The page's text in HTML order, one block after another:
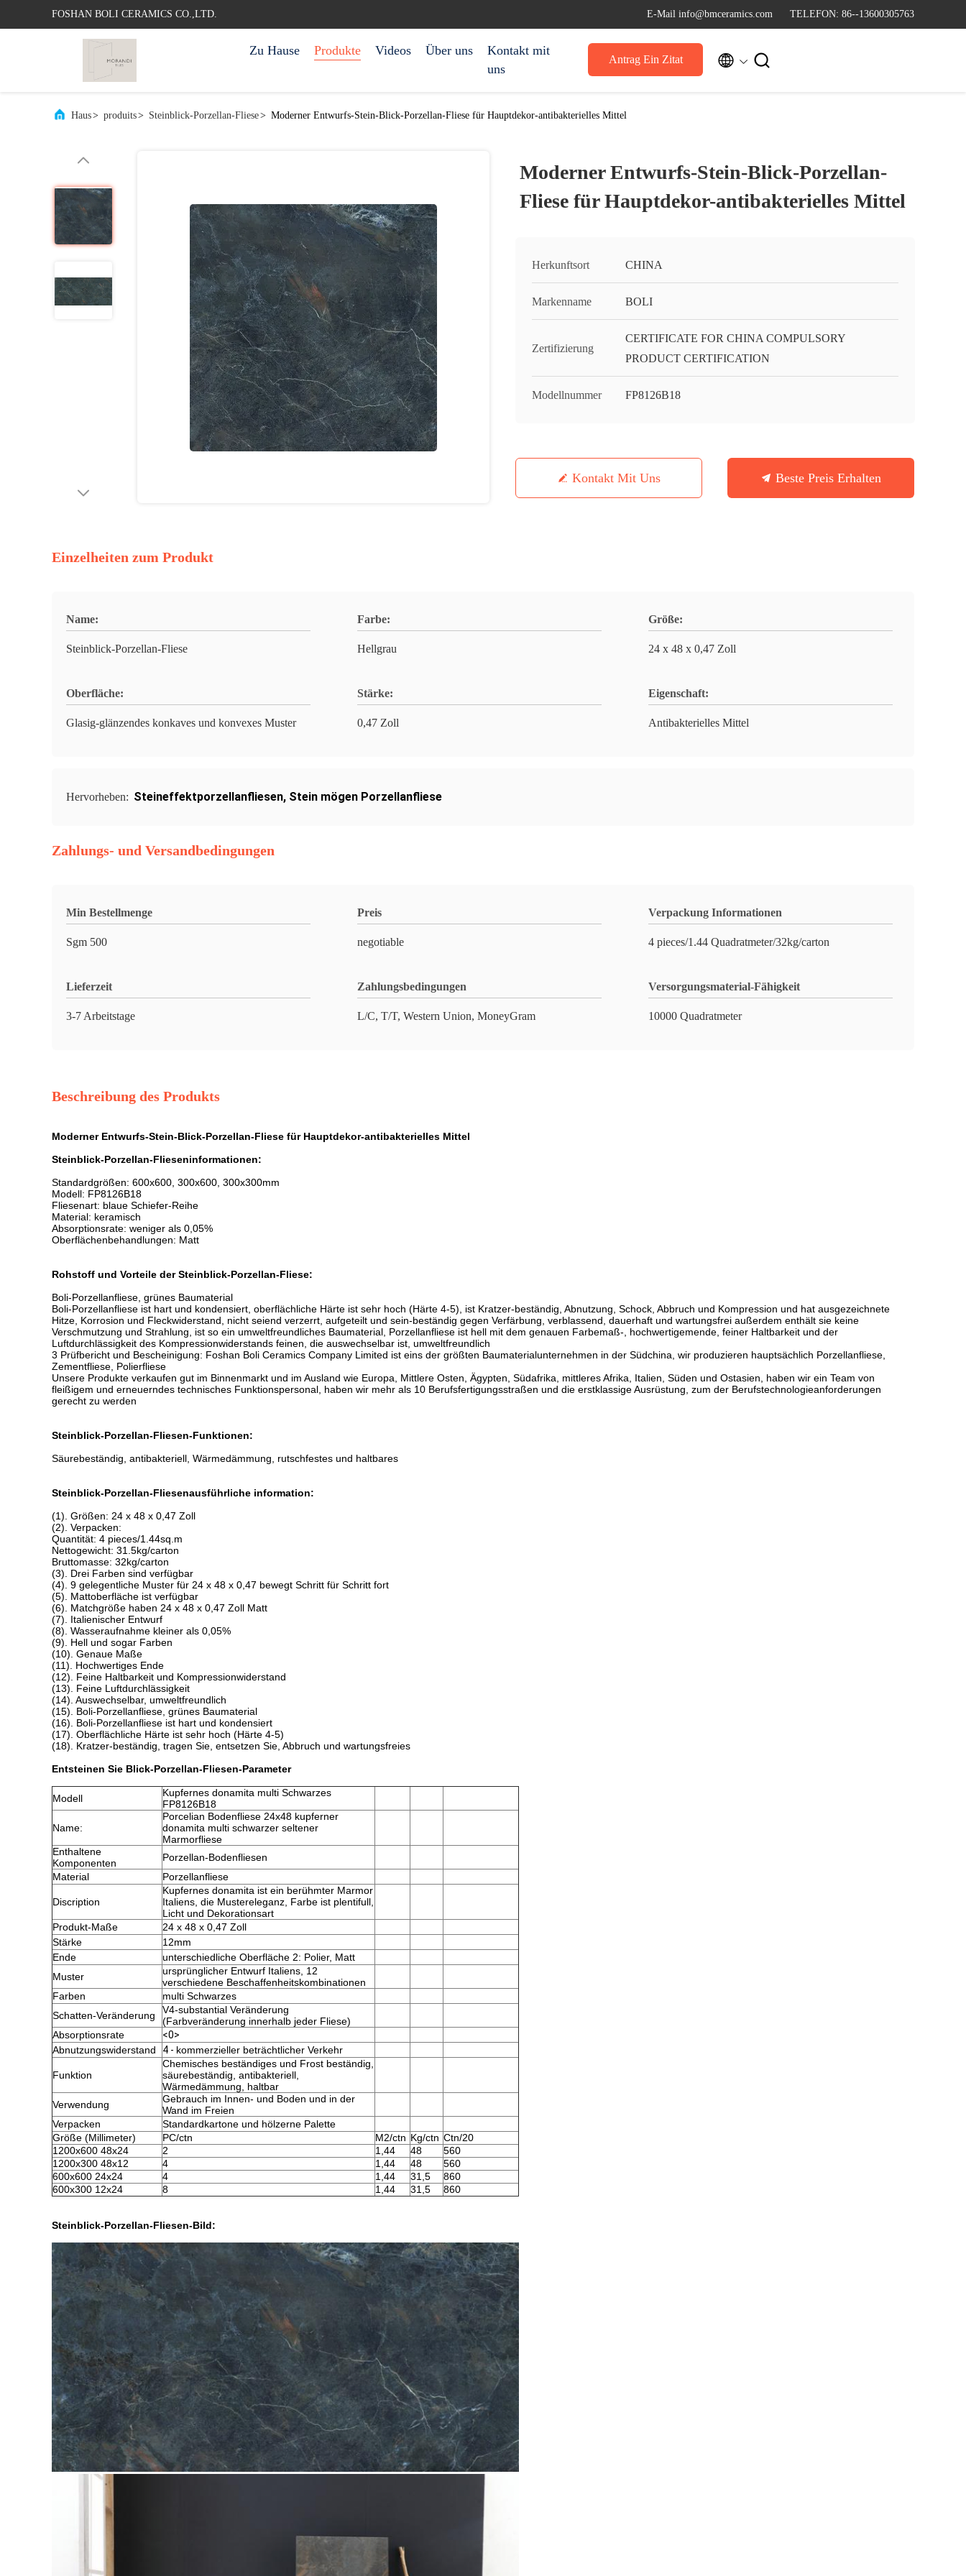
FOSHAN BOLI CERAMICS CO.,LTD. E-Mail info@bmceramics.com TELEFON: 86--13600305763
Zu Hause Produkte Videos Über uns
Kontakt mit
uns
Antrag Ein Zitat  
Haus> produits> Steinblick-Porzellan-Fliese> Moderner Entwurfs-Stein-Blick-Porzellan-Fliese für Hauptdekor-antibakterielles Mittel
Moderner Entwurfs-Stein-Blick-Porzellan-
Fliese für Hauptdekor-antibakterielles Mittel
Herkunftsort CHINA
Markenname BOLI
Zertifizierung
CERTIFICATE FOR CHINA COMPULSORY
PRODUCT CERTIFICATION
Modellnummer FP8126B18
Kontakt Mit Uns Beste Preis Erhalten
Einzelheiten zum Produkt
Name:
Steinblick-Porzellan-Fliese
Farbe:
Hellgrau
Größe:
24 x 48 x 0,47 Zoll
Oberfläche:
Glasig-glänzendes konkaves und konvexes Muster
Stärke:
0,47 Zoll
Eigenschaft:
Antibakterielles Mittel
Hervorheben: Steineffektporzellanfliesen, Stein mögen Porzellanfliese
Zahlungs- und Versandbedingungen
Min Bestellmenge
Sgm 500
Preis
negotiable
Verpackung Informationen
4 pieces/1.44 Quadratmeter/32kg/carton
Lieferzeit
3-7 Arbeitstage
Zahlungsbedingungen
L/C, T/T, Western Union, MoneyGram
Versorgungsmaterial-Fähigkeit
10000 Quadratmeter
Beschreibung des Produkts
Moderner Entwurfs-Stein-Blick-Porzellan-Fliese für Hauptdekor-antibakterielles Mittel
Steinblick-Porzellan-Flieseninformationen:
Standardgrößen: 600x600, 300x600, 300x300mm
Modell: FP8126B18
Fliesenart: blaue Schiefer-Reihe
Material: keramisch
Absorptionsrate: weniger als 0,05%
Oberflächenbehandlungen: Matt
Rohstoff und Vorteile der Steinblick-Porzellan-Fliese:
Boli-Porzellanfliese, grünes Baumaterial
Boli-Porzellanfliese ist hart und kondensiert, oberflächliche Härte ist sehr hoch (Härte 4-5), ist Kratzer-beständig, Abnutzung, Schock, Abbruch und Kompression und hat ausgezeichnete
Hitze, Korrosion und Fleckwiderstand, nicht seiend verzerrt, aufgeteilt und sein-beständig gegen Verfärbung, verblassend, dauerhaft und wartungsfrei außerdem enthält sie keine
Verschmutzung und Strahlung, ist so ein umweltfreundliches Baumaterial, Porzellanfliese ist hell mit dem genauen Farbemaß-, hochwertigemende, feiner Haltbarkeit und der
Luftdurchlässigkeit des Kompressionwiderstands feinen, die auswechselbar ist, umweltfreundlich
3 Prüfbericht und Bescheinigung: Foshan Boli Ceramics Company Limited ist eins der größten Baumaterialunternehmen in der Südchina, wir produzieren hauptsächlich Porzellanfliese,
Zementfliese, Polierfliese
Unsere Produkte verkaufen gut im Binnenmarkt und im Ausland wie Europa, Mittlere Osten, Ägypten, Südafrika, mittleres Afrika, Italien, Süden und Ostasien, haben wir ein Team von
fleißigem und erneuerndes technisches Funktionspersonal, haben wir mehr als 10 Berufsfertigungsstraßen und die erstklassige Ausrüstung, zum der Berufstechnologieanforderungen
gerecht zu werden
Steinblick-Porzellan-Fliesen-Funktionen:
Säurebeständig, antibakteriell, Wärmedämmung, rutschfestes und haltbares
Steinblick-Porzellan-Fliesenausführliche information:
(1). Größen: 24 x 48 x 0,47 Zoll
(2). Verpacken:
Quantität: 4 pieces/1.44sq.m
Nettogewicht: 31.5kg/carton
Bruttomasse: 32kg/carton
(3). Drei Farben sind verfügbar
(4). 9 gelegentliche Muster für 24 x 48 x 0,47 bewegt Schritt für Schritt fort
(5). Mattoberfläche ist verfügbar
(6). Matchgröße haben 24 x 48 x 0,47 Zoll Matt
(7). Italienischer Entwurf
(8). Wasseraufnahme kleiner als 0,05%
(9). Hell und sogar Farben
(10). Genaue Maße
(11). Hochwertiges Ende
(12). Feine Haltbarkeit und Kompressionwiderstand
(13). Feine Luftdurchlässigkeit
(14). Auswechselbar, umweltfreundlich
(15). Boli-Porzellanfliese, grünes Baumaterial
(16). Boli-Porzellanfliese ist hart und kondensiert
(17). Oberflächliche Härte ist sehr hoch (Härte 4-5)
(18). Kratzer-beständig, tragen Sie, entsetzen Sie, Abbruch und wartungsfreies
Entsteinen Sie Blick-Porzellan-Fliesen-Parameter
Modell
Kupfernes donamita multi Schwarzes
FP8126B18
Name:
Porcelian Bodenfliese 24x48 kupferner
donamita multi schwarzer seltener
Marmorfliese
Enthaltene
Komponenten
Porzellan-Bodenfliesen
Material
Porzellanfliese
Discription
Kupfernes donamita ist ein berühmter Marmor
Italiens, die Mustereleganz, Farbe ist plentifull,
Licht und Dekorationsart
Produkt-Maße
24 x 48 x 0,47 Zoll
Stärke
12mm
Ende
unterschiedliche Oberfläche 2: Polier, Matt
Muster
ursprünglicher Entwurf Italiens, 12
verschiedene Beschaffenheitskombinationen
Farben
multi Schwarzes
Schatten-Veränderung
V4-substantial Veränderung
(Farbveränderung innerhalb jeder Fliese)
Absorptionsrate
<0>
Abnutzungswiderstand
4 - kommerzieller beträchtlicher Verkehr
Funktion
Chemisches beständiges und Frost beständig,
säurebeständig, antibakteriell,
Wärmedämmung, haltbar
Verwendung
Gebrauch im Innen- und Boden und in der
Wand im Freien
Verpacken
Standardkartone und hölzerne Palette
Größe (Millimeter)
PC/ctn M2/ctn Kg/ctn Ctn/20
1200x600 48x24
2 1,44 48
560
1200x300 48x12
4 1,44 48
560
600x600 24x24
4 1,44 31,5
860
600x300 12x24
8 1,44 31,5 860
Steinblick-Porzellan-Fliesen-Bild: